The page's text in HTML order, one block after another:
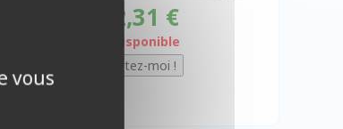
32,31 €
Indisponible
vous